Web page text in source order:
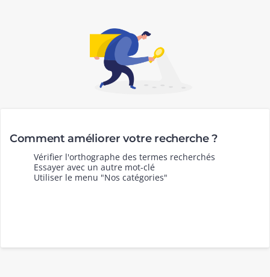
Comment améliorer votre recherche ?
Vérifier l'orthographe des termes recherchés
Essayer avec un autre mot-clé
Utiliser le menu "Nos catégories"